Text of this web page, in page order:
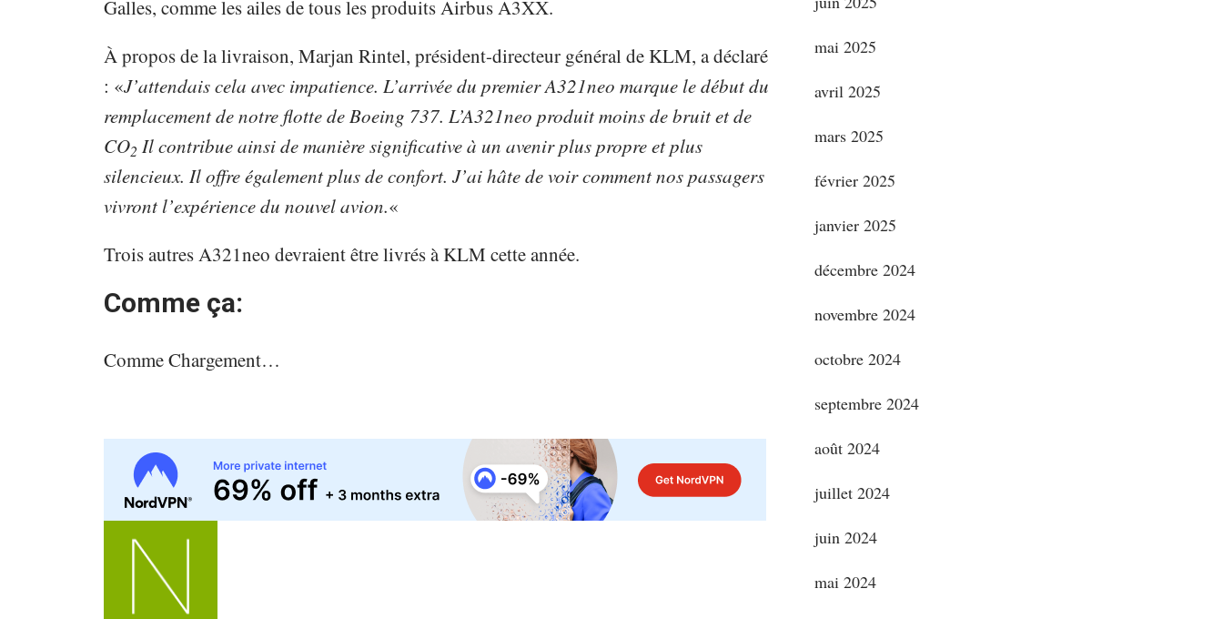
Galles, comme les ailes de tous les produits Airbus A3XX.
À propos de la livraison, Marjan Rintel, président-directeur général de KLM, a déclaré
: «J’attendais cela avec impatience. L’arrivée du premier A321neo marque le début du
remplacement de notre flotte de Boeing 737. L’A321neo produit moins de bruit et de
CO2 Il contribue ainsi de manière significative à un avenir plus propre et plus
silencieux. Il offre également plus de confort. J’ai hâte de voir comment nos passagers
vivront l’expérience du nouvel avion.«
Trois autres A321neo devraient être livrés à KLM cette année.
Comme ça:
CommeChargement…
mai 2025
avril 2025
mars 2025
février 2025
janvier 2025
décembre 2024
novembre 2024
octobre 2024
septembre 2024
août 2024
juillet 2024
juin 2024
mai 2024